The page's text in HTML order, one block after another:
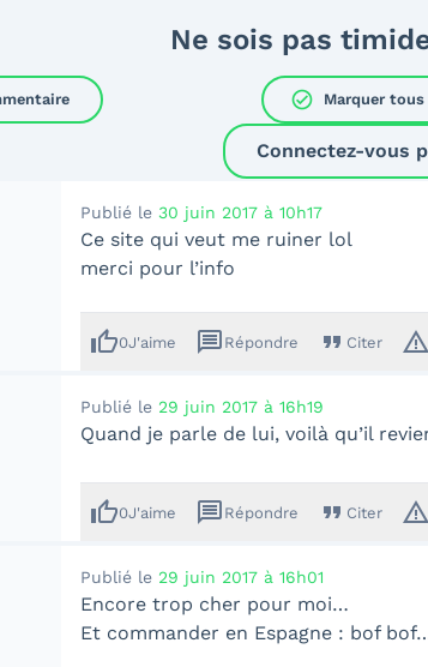
Ne sois pas
check_circle Marquer
Connectez-vous
Publié le 30 juin 2017 à 10h17
Ce site qui veut me ruiner lol
merci pour l’info
thumb_up0J'aime message Répondre format_quote Citer warning_amber
Publié le 29 juin 2017 à 16h19
Quand je parle de lui, voilà qu’il
thumb_up0J'aime message Répondre format_quote Citer warning_amber
Publié le 29 juin 2017 à 16h01
Encore trop cher pour moi…
Et commander en Espagne : bof